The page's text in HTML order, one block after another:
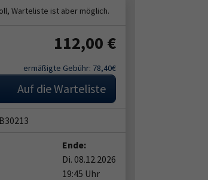
112,00 €
ermäßigte Gebühr: 78,40€
Auf die Warteliste
Ende:
Di. 08.12.2026
19:45 Uhr